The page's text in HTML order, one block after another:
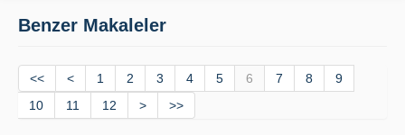
Dergi Kurulları
Yazım Kuralları
Benzer Makaleler
<< < 1 2 3 4 5 6 7 8
9
10
11 12 > >>